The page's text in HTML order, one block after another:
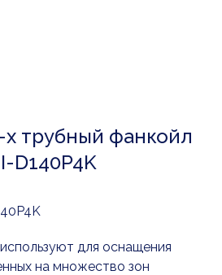
трубный фанкойл
D140P4K
для оснащения
на множество зон